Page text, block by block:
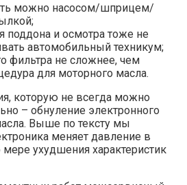
можно насосом/шприцем/
поддона и осмотра тоже не
автомобильный техникум;
фильтра не сложнее, чем
для моторного масла.
которую не всегда можно
– обнуление электронного
Выше по тексту мы
меняет давление в
ухудшения характеристик